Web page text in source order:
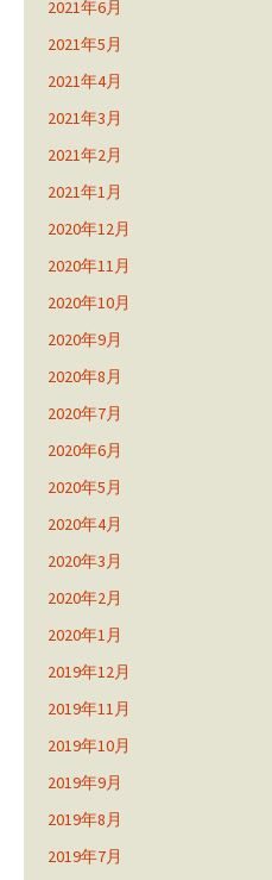
2021年6月
2021年5月
2021年4月
2021年3月
2021年2月
2021年1月
2020年12月
2020年11月
2020年10月
2020年9月
2020年8月
2020年7月
2020年6月
2020年5月
2020年4月
2020年3月
2020年2月
2020年1月
2019年12月
2019年11月
2019年10月
2019年9月
2019年8月
2019年7月